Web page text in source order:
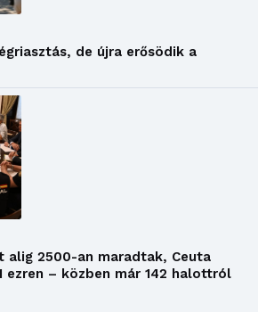
de újra erősödik a
alig 2500-an maradtak, Ceuta
ezren – közben már 142 halottról